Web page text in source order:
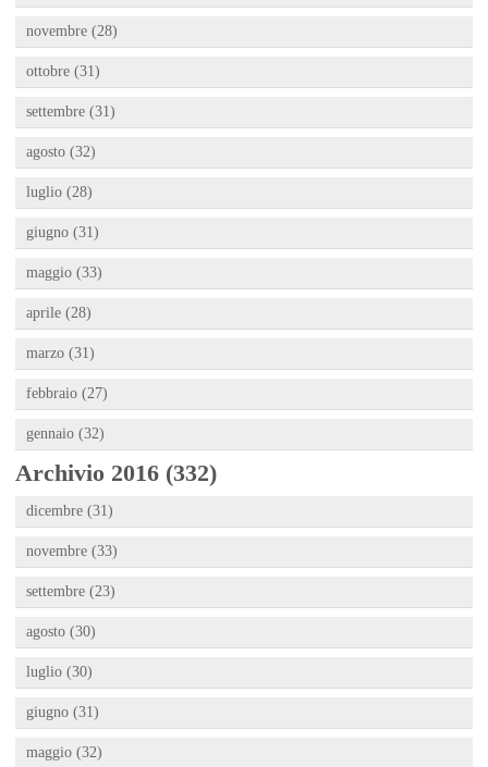
novembre (28)
ottobre (31)
settembre (31)
agosto (32)
luglio (28)
giugno (31)
maggio (33)
aprile (28)
marzo (31)
febbraio (27)
gennaio (32)
Archivio 2016 (332)
dicembre (31)
novembre (33)
settembre (23)
agosto (30)
luglio (30)
giugno (31)
maggio (32)